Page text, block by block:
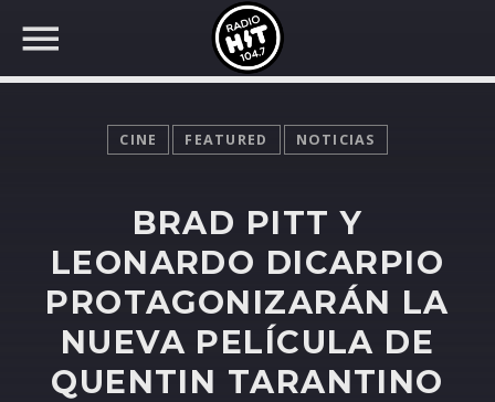
BUSCAR EN RADIO HIT
COMPARTE EN...
Twitter
CINE FEATURED NOTICIAS
BRAD PITT Y
LEONARDO DICARPIO
PROTAGONIZARÁN LA
NUEVA PELÍCULA DE
QUENTIN TARANTINO